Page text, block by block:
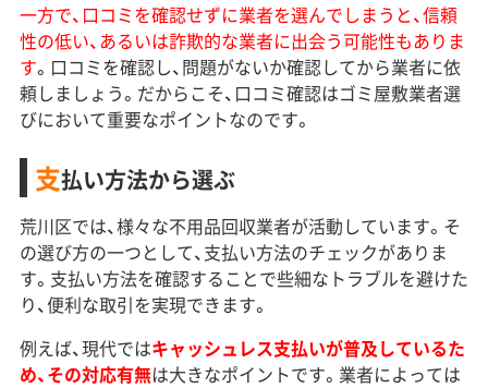
一方で、口コミを確認せずに業者を選んでしまうと、信頼
性の低い、あるいは詐欺的な業者に出会う可能性もありま
す。口コミを確認し、問題がないか確認してから業者に依
頼しましょう。だからこそ、口コミ確認はゴミ屋敷業者選
びにおいて重要なポイントなのです。
支払い方法から選ぶ
荒川区では、様々な不用品回収業者が活動しています。そ
の選び方の一つとして、支払い方法のチェックがありま
す。支払い方法を確認することで些細なトラブルを避けた
り、便利な取引を実現できます。
例えば、現代ではキャッシュレス支払いが普及しているた
め、その対応有無は大きなポイントです。業者によっては